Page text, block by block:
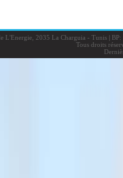
L'Energie, 2035 La Charguia - Tunis |BP:
Tous droits